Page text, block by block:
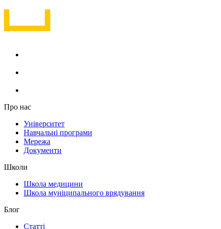
Про нас
Університет
Навчальні програми
Мережа
Документи
Школи
Школа медицини
Школа муніципального врядування
Блог
Статті